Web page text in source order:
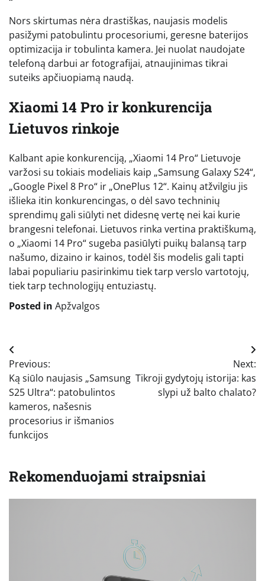
Nors skirtumas nėra drastiškas, naujasis modelis
pasižymi patobulintu procesoriumi, geresne baterijos
optimizacija ir tobulinta kamera. Jei nuolat naudojate
telefoną darbui ar fotografijai, atnaujinimas tikrai
suteiks apčiuopiamą naudą.
Xiaomi 14 Pro ir konkurencija
Lietuvos rinkoje
Kalbant apie konkurenciją, „Xiaomi 14 Pro“ Lietuvoje
varžosi su tokiais modeliais kaip „Samsung Galaxy S24“,
„Google Pixel 8 Pro“ ir „OnePlus 12“. Kainų atžvilgiu jis
išlieka itin konkurencingas, o dėl savo techninių
sprendimų gali siūlyti net didesnę vertę nei kai kurie
brangesni telefonai. Lietuvos rinka vertina praktiškumą,
o „Xiaomi 14 Pro“ sugeba pasiūlyti puikų balansą tarp
našumo, dizaino ir kainos, todėl šis modelis gali tapti
labai populiariu pasirinkimu tiek tarp verslo vartotojų,
tiek tarp technologijų entuziastų.
Posted in Apžvalgos
Navigacija
tarp
įrašų
Previous:
Ką siūlo naujasis „Samsung
S25 Ultra“: patobulintos
kameros, našesnis
procesorius ir išmanios
funkcijos
Next:
Tikroji gydytojų istorija: kas
slypi už balto chalato?
Rekomenduojami straipsniai